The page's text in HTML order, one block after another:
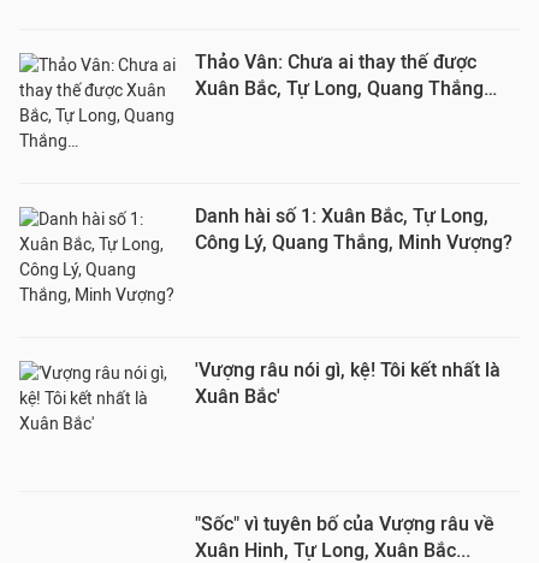
Thảo Vân: Chưa ai thay thế được
Xuân Bắc, Tự Long, Quang Thắng…
Danh hài số 1: Xuân Bắc, Tự Long,
Công Lý, Quang Thắng, Minh Vượng?
'Vượng râu nói gì, kệ! Tôi kết nhất là
Xuân Bắc'
"Sốc" vì tuyên bố của Vượng râu về
Xuân Hinh, Tự Long, Xuân Bắc...